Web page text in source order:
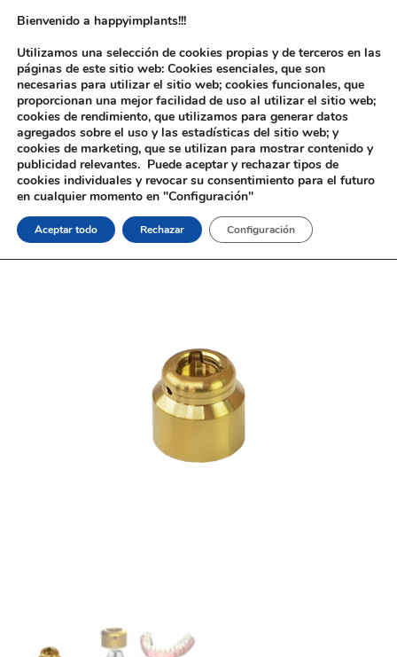
Inicio/Implantología/Aditamentos Analógicos/Multiunit®/ Pilar
Tipo Locator® Multiunit®
Bienvenido a happyimplants!!!
Utilizamos una selección de cookies propias y de terceros en las
páginas de este sitio web: Cookies esenciales, que son
necesarias para utilizar el sitio web; cookies funcionales, que
proporcionan una mejor facilidad de uso al utilizar el sitio web;
cookies de rendimiento, que utilizamos para generar datos
agregados sobre el uso y las estadísticas del sitio web; y
cookies de marketing, que se utilizan para mostrar contenido y
publicidad relevantes. Puede aceptar y rechazar tipos de
cookies individuales y revocar su consentimiento para el futuro
en cualquier momento en "Configuración"
Aceptar todo Rechazar Configuración